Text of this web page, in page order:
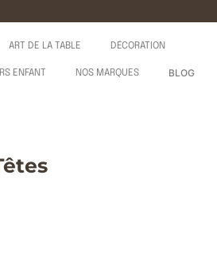
ART DE LA TABLE DÉCORATION
ENFANT NOS MARQUES BLOG